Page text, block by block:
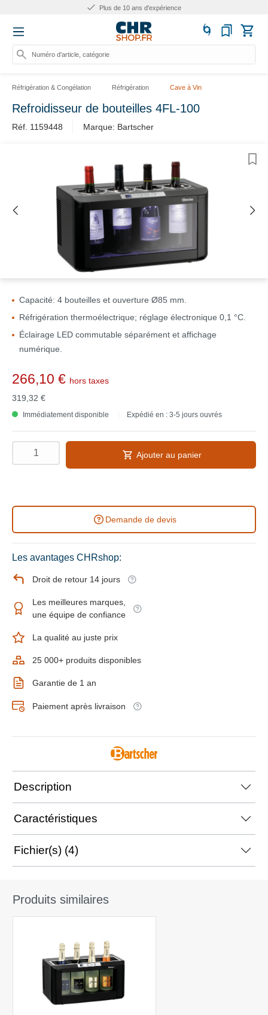
Plus de 10 ans d'expérience
Numéro d'article, catégorie o
Réfrigération & Congélation Réfrigération Cave à Vin
Refroidisseur de bouteilles 4FL-100
Réf. 1159448 Marque: Bartscher
Capacité: 4 bouteilles et ouverture Ø85 mm.
Réfrigération thermoélectrique; réglage électronique 0,1 °C.
Éclairage LED commutable séparément et affichage
numérique.
266,10 € hors taxes
319,32 €
Immédiatement disponible Expédié en : 3-5 jours ouvrés
Ajouter au panier
Demande de devis
Les avantages CHRshop:
Droit de retour 14 jours
Les meilleures marques,
une équipe de confiance
La qualité au juste prix
25 000+ produits disponibles
Garantie de 1 an
Paiement après livraison
Description
Caractéristiques
Fichier(s) (4)
Produits similaires